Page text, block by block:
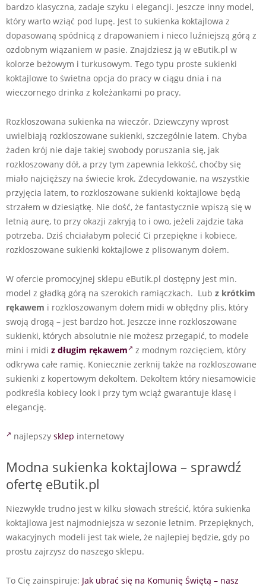
bardzo klasyczna, zadaje szyku i elegancji. Jeszcze inny model,
który warto wziąć pod lupę. Jest to sukienka koktajlowa z
dopasowaną spódnicą z drapowaniem i nieco luźniejszą górą z
ozdobnym wiązaniem w pasie. Znajdziesz ją w eButik.pl w
kolorze beżowym i turkusowym. Tego typu proste sukienki
koktajlowe to świetna opcja do pracy w ciągu dnia i na
wieczornego drinka z koleżankami po pracy.
Rozkloszowana sukienka na wieczór. Dziewczyny wprost
uwielbiają rozkloszowane sukienki, szczególnie latem. Chyba
żaden krój nie daje takiej swobody poruszania się, jak
rozkloszowany dół, a przy tym zapewnia lekkość, choćby się
miało najcięższy na świecie krok. Zdecydowanie, na wszystkie
przyjęcia latem, to rozkloszowane sukienki koktajlowe będą
strzałem w dziesiątkę. Nie dość, że fantastycznie wpiszą się w
letnią aurę, to przy okazji zakryją to i owo, jeżeli zajdzie taka
potrzeba. Dziś chciałabym polecić Ci przepiękne i kobiece,
rozkloszowane sukienki koktajlowe z plisowanym dołem.
W ofercie promocyjnej sklepu eButik.pl dostępny jest min.
model z gładką górą na szerokich ramiączkach. Lub z krótkim
rękawem i rozkloszowanym dołem midi w obłędny plis, który
swoją drogą – jest bardzo hot. Jeszcze inne rozkloszowane
sukienki, których absolutnie nie możesz przegapić, to modele
mini i midi z długim rękawem
z modnym rozcięciem, który
odkrywa całe ramię. Koniecznie zerknij także na rozkloszowane
sukienki z kopertowym dekoltem. Dekoltem który niesamowicie
podkreśla kobiecy look i przy tym wciąż gwarantuje klasę i
elegancję.
najlepszy sklep internetowy
Modna sukienka koktajlowa – sprawdź
ofertę eButik.pl
Niezwykle trudno jest w kilku słowach streścić, która sukienka
koktajlowa jest najmodniejsza w sezonie letnim. Przepięknych,
wakacyjnych modeli jest tak wiele, że najlepiej będzie, gdy po
prostu zajrzysz do naszego sklepu.
To Cię zainspiruje: Jak ubrać się na Komunię Świętą – nasz